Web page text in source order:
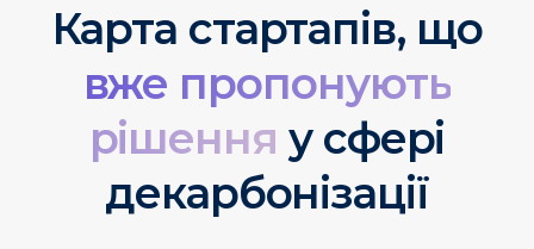
Карта стартапів, що
вже пропонують
рішення у сфері
декарбонізації